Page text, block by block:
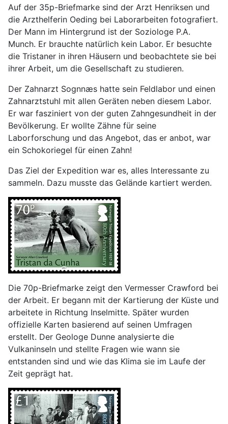
Auf der 35p-Briefmarke sind der Arzt Henriksen und
die Arzthelferin Oeding bei Laborarbeiten fotografiert.
Der Mann im Hintergrund ist der Soziologe P.A.
Munch. Er brauchte natürlich kein Labor. Er besuchte
die Tristaner in ihren Häusern und beobachtete sie bei
ihrer Arbeit, um die Gesellschaft zu studieren.
Der Zahnarzt Sognnæs hatte sein Feldlabor und einen
Zahnarztstuhl mit allen Geräten neben diesem Labor.
Er war fasziniert von der guten Zahngesundheit in der
Bevölkerung. Er wollte Zähne für seine
Laborforschung und das Angebot, das er anbot, war
ein Schokoriegel für einen Zahn!
Das Ziel der Expedition war es, alles Interessante zu
sammeln. Dazu musste das Gelände kartiert werden.
Die 70p-Briefmarke zeigt den Vermesser Crawford bei
der Arbeit. Er begann mit der Kartierung der Küste und
arbeitete in Richtung Inselmitte. Später wurden
offizielle Karten basierend auf seinen Umfragen
erstellt. Der Geologe Dunne analysierte die
Vulkaninseln und stellte Fragen wie wann sie
entstanden sind und wie das Klima sie im Laufe der
Zeit geprägt hat.